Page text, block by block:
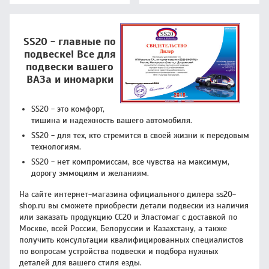
SS20 - главные по
подвеске! Все для
подвески вашего
ВАЗа и иномарки
SS20 - это комфорт,
тишина и надежность вашего автомобиля.
SS20 - для тех, кто стремится в своей жизни к передовым
технологиям.
SS20 - нет компромиссам, все чувства на максимум,
дорогу эммоциям и желаниям.
На сайте интернет-магазина официального дилера ss20-
shop.ru вы сможете приобрести детали подвески из наличия
или заказать продукцию CC20 и Эластомаг с доставкой по
Москве, всей России, Белоруссии и Казахстану, а также
получить консультации квалифицированных специалистов
по вопросам устройства подвески и подбора нужных
деталей для вашего стиля езды.